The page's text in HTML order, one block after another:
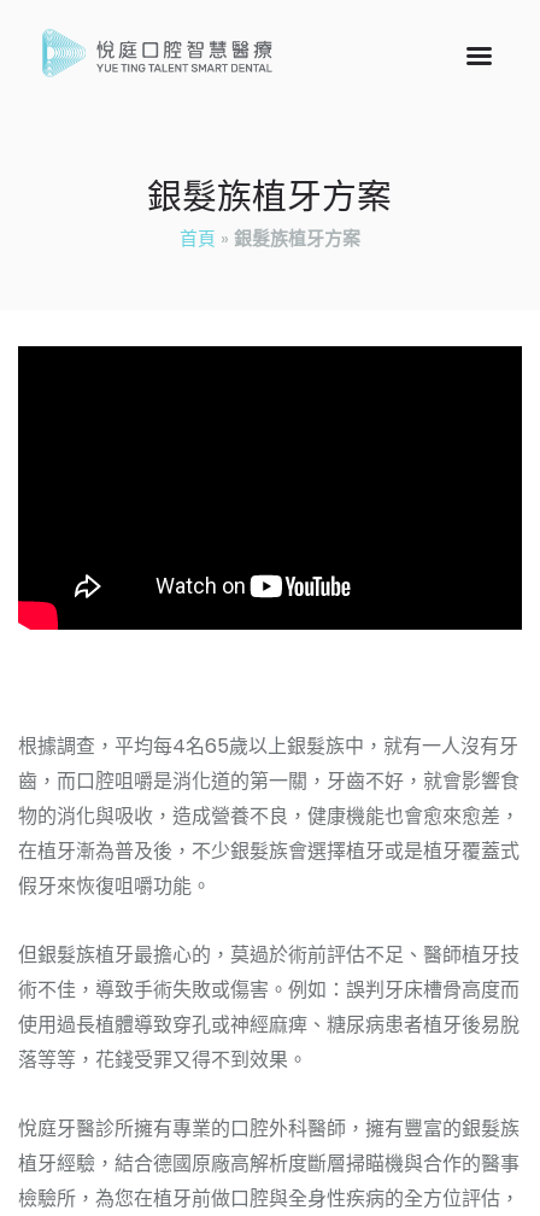
銀髮族植牙方案
首頁 » 銀髮族植牙方案
根據調查，平均每4名65歲以上銀髮族中，就有一人沒有牙
齒，而口腔咀嚼是消化道的第一關，牙齒不好，就會影響食
物的消化與吸收，造成營養不良，健康機能也會愈來愈差，
在植牙漸為普及後，不少銀髮族會選擇植牙或是植牙覆蓋式
假牙來恢復咀嚼功能。
但銀髮族植牙最擔心的，莫過於術前評估不足、醫師植牙技
術不佳，導致手術失敗或傷害。例如：誤判牙床槽骨高度而
使用過長植體導致穿孔或神經麻痺、糖尿病患者植牙後易脫
落等等，花錢受罪又得不到效果。
悅庭牙醫診所擁有專業的口腔外科醫師，擁有豐富的銀髮族
植牙經驗，結合德國原廠高解析度斷層掃瞄機與合作的醫事
檢驗所，為您在植牙前做口腔與全身性疾病的全方位評估，